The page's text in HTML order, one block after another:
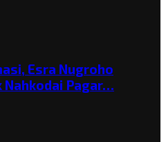
Esra Nugroho
Nahkodai Pagar…